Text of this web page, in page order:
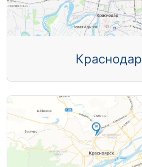
Краснодар